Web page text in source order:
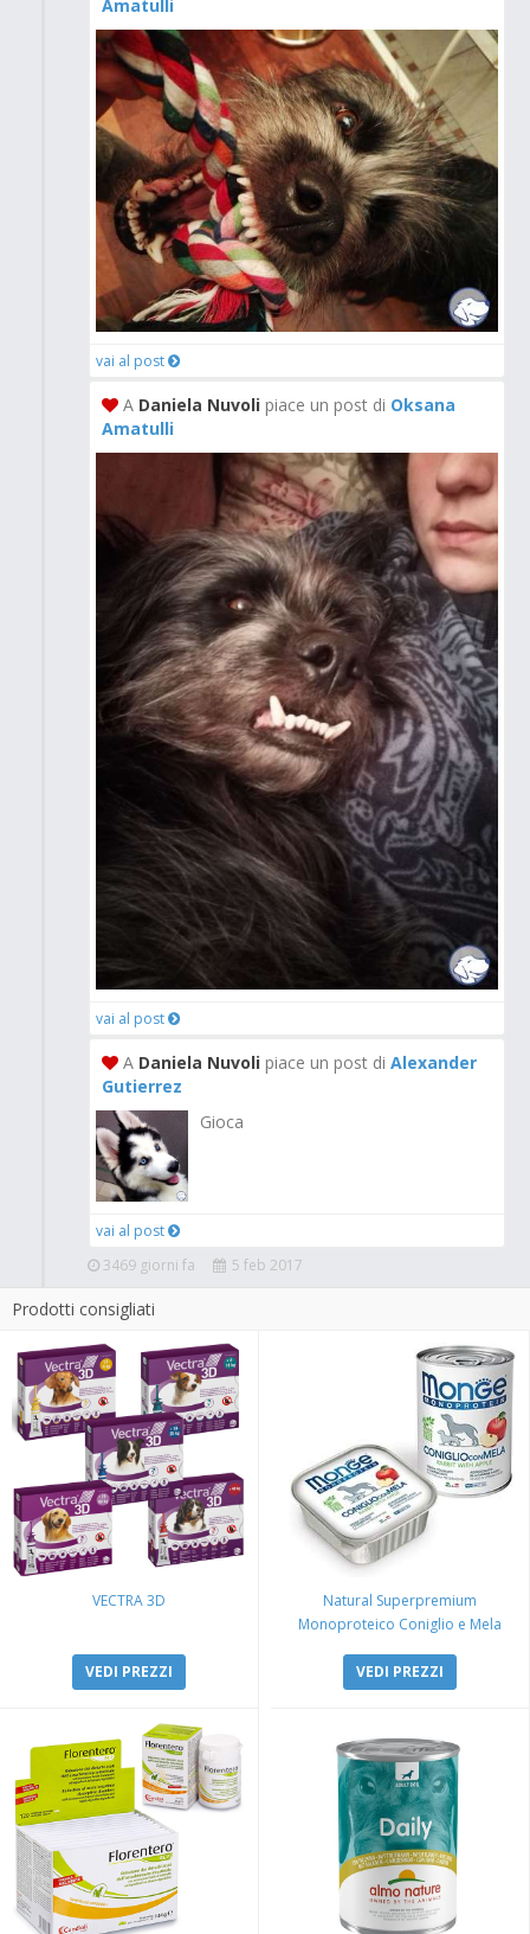
Amatulli
vai al post
A Daniela Nuvoli piace un post di Oksana
Amatulli
vai al post
A Daniela Nuvoli piace un post di Alexander
Gutierrez
Gioca
vai al post
3469 giorni fa
5 feb 2017
Prodotti consigliati
VECTRA 3D
VEDI PREZZI
Natural Superpremium
Monoproteico Coniglio e Mela
VEDI PREZZI